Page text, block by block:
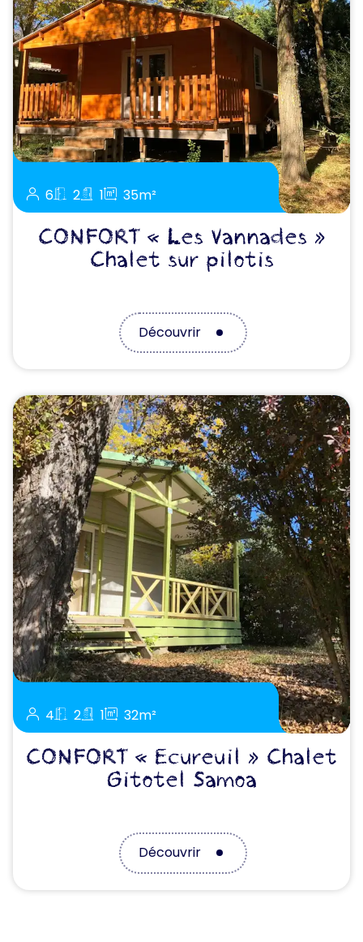
6 2 1 35m²
CONFORT « Les Vannades »
Chalet sur pilotis
Découvrir
4 2 1 32m²
CONFORT « Ecureuil » Chalet
Gitotel Samoa
Découvrir